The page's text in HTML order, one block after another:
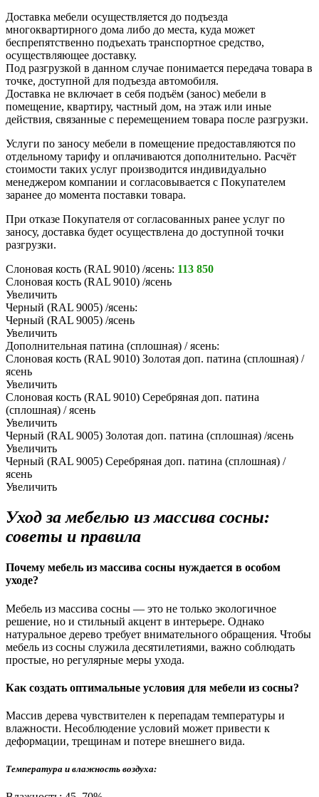
Доставка мебели осуществляется до подъезда
многоквартирного дома либо до места, куда может
беспрепятственно подъехать транспортное средство,
осуществляющее доставку.
Под разгрузкой в данном случае понимается передача товара в
точке, доступной для подъезда автомобиля.
Доставка не включает в себя подъём (занос) мебели в
помещение, квартиру, частный дом, на этаж или иные
действия, связанные с перемещением товара после разгрузки.
Услуги по заносу мебели в помещение предоставляются по
отдельному тарифу и оплачиваются дополнительно. Расчёт
стоимости таких услуг производится индивидуально
менеджером компании и согласовывается с Покупателем
заранее до момента поставки товара.
При отказе Покупателя от согласованных ранее услуг по
заносу, доставка будет осуществлена до доступной точки
разгрузки.
Слоновая кость (RAL 9010) /ясень: 113 850
Слоновая кость (RAL 9010) /ясень
Увеличить
Черный (RAL 9005) /ясень:
Черный (RAL 9005) /ясень
Увеличить
Дополнительная патина (сплошная) / ясень:
Слоновая кость (RAL 9010) Золотая доп. патина (сплошная) /
ясень
Увеличить
Слоновая кость (RAL 9010) Серебряная доп. патина
(сплошная) / ясень
Увеличить
Черный (RAL 9005) Золотая доп. патина (сплошная) /ясень
Увеличить
Черный (RAL 9005) Серебряная доп. патина (сплошная) /
ясень
Увеличить
Уход за мебелью из массива сосны:
советы и правила
Почему мебель из массива сосны нуждается в особом
уходе?
Мебель из массива сосны — это не только экологичное
решение, но и стильный акцент в интерьере. Однако
натуральное дерево требует внимательного обращения. Чтобы
мебель из сосны служила десятилетиями, важно соблюдать
простые, но регулярные меры ухода.
Как создать оптимальные условия для мебели из сосны?
Массив дерева чувствителен к перепадам температуры и
влажности. Несоблюдение условий может привести к
деформации, трещинам и потере внешнего вида.
Температура и влажность воздуха: